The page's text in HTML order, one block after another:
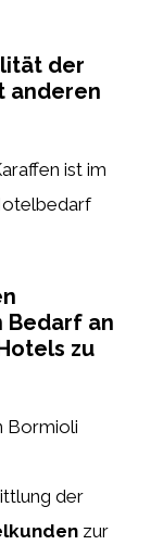
der
anderen
ist im
Bedarf an
zu
Bormioli
der
zur